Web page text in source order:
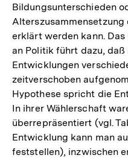
Bildungsunterschieden
erklärt werden kann.
an Politik führt dazu,
Entwicklungen
zeitverschoben
Hypothese spricht die
In ihrer Wählerschaft
überrepräsentiert (vgl.
Entwicklung kann man
feststellen), inzwischen